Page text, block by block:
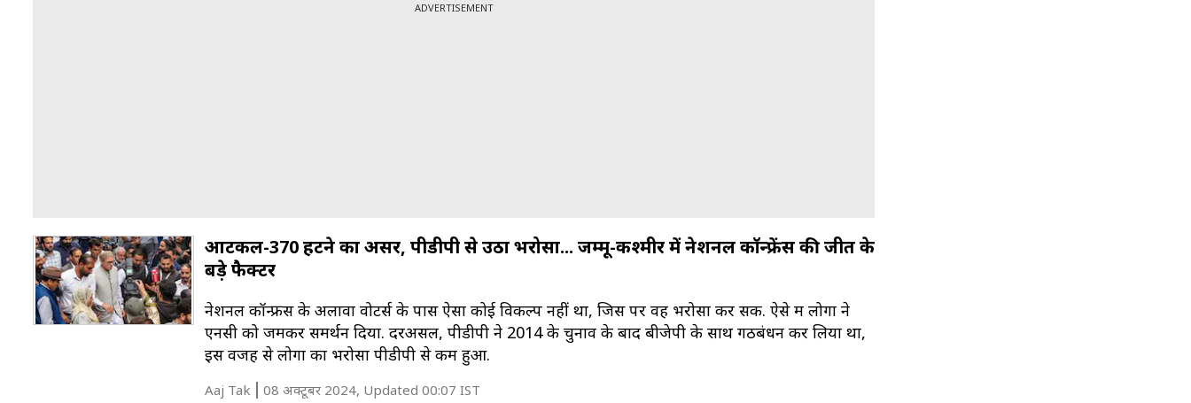
ADVERTISEMENT
आर्टिकल-370 हटने का असर, पीडीपी से उठा भरोसा... जम्मू-कश्मीर में नेशनल कॉन्फ्रेंस की जीत के
बड़े फैक्टर
नेशनल कॉन्फ्रेंस के अलावा वोटर्स के पास ऐसा कोई विकल्प नहीं था, जिस पर वह भरोसा कर सकें. ऐसे में लोगों ने
एनसी को जमकर समर्थन दिया. दरअसल, पीडीपी ने 2014 के चुनाव के बाद बीजेपी के साथ गठबंधन कर लिया था,
इस वजह से लोगों का भरोसा पीडीपी से कम हुआ.
Aaj Tak 08 अक्टूबर 2024, Updated 00:07 IST